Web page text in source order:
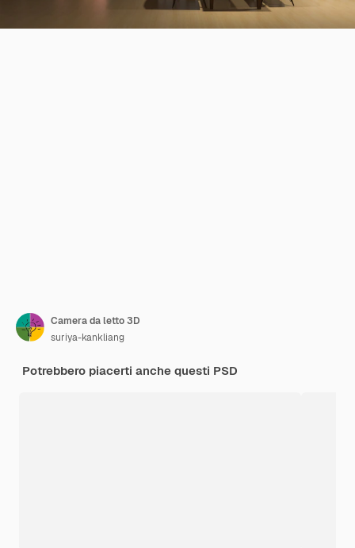
Camera da letto 3D
suriya-kankliang
Potrebbero piacerti anche questi PSD